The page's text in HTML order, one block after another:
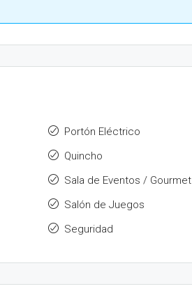
Portón Eléctrico
Quincho
Sala de Eventos / Gourmet
Salón de Juegos
Seguridad